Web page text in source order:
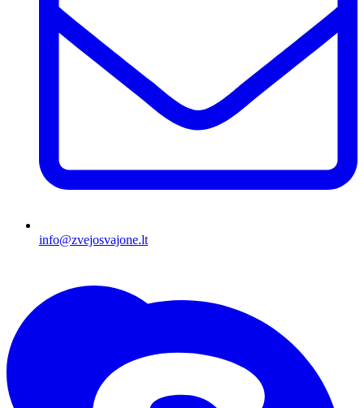
info@zvejosvajone.lt